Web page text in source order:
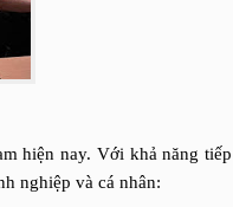
hiện nay. Với khả năng tiếp
nghiệp và cá nhân: